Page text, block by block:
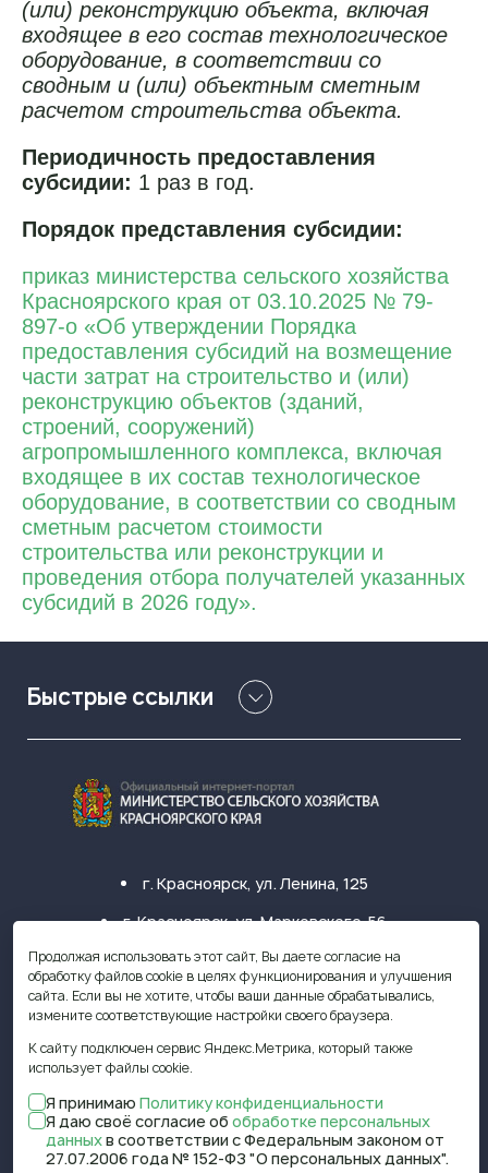
(или) реконструкцию объекта, включая
входящее в его состав технологическое
оборудование, в соответствии со
сводным и (или) объектным сметным
расчетом строительства объекта.
Периодичность предоставления
субсидии: 1 раз в год.
Порядок представления субсидии:
приказ министерства сельского хозяйства
Красноярского края от 03.10.2025 № 79-
897-о «Об утверждении Порядка
предоставления субсидий на возмещение
части затрат на строительство и (или)
реконструкцию объектов (зданий,
строений, сооружений)
агропромышленного комплекса, включая
входящее в их состав технологическое
оборудование, в соответствии со сводным
сметным расчетом стоимости
строительства или реконструкции и
проведения отбора получателей указанных
субсидий в 2026 году».
Быстрые ссылки
г. Красноярск, ул. Ленина, 125
г. Красноярск, ул. Марковского, 56
+7 (391) 249-31-33
krasagro@krasagro.ru
© 2009—2026 Министерство
сельского хозяйства Красноярского
края
Продолжая использовать этот сайт, Вы даете согласие на
обработку файлов cookie в целях функционирования и улучшения
сайта. Если вы не хотите, чтобы ваши данные обрабатывались,
измените соответствующие настройки своего браузера.
К сайту подключен сервис Яндекс.Метрика, который также
использует файлы cookie.
Я принимаю Политику конфиденциальности
Я даю своё согласие об обработке персональных
данныхв соответствии с Федеральным законом от
27.07.2006 года № 152-ФЗ "О персональных данных".